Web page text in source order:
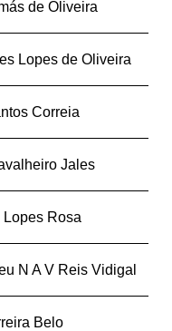
de Oliveira
Lopes de Oliveira
Correia
Jales
Lopes Rosa
N A V Reis Vidigal
Belo